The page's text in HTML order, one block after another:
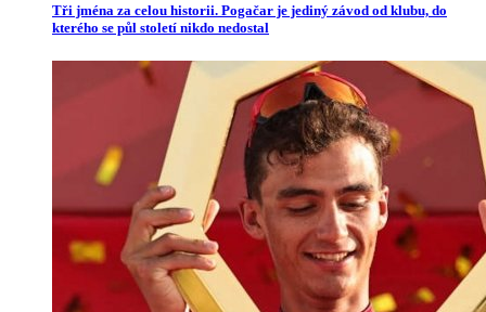
Tři jména za celou historii. Pogačar je jediný závod od klubu, do
kterého se půl století nikdo nedostal